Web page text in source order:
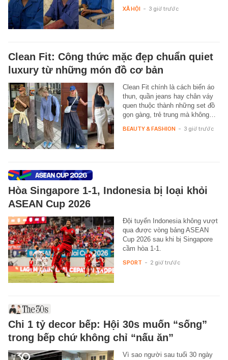
XÃ HỘI - 3 giờ trước
Clean Fit: Công thức mặc đẹp chuẩn quiet
luxury từ những món đồ cơ bản
Clean Fit chính là cách biến áo
thun, quần jeans hay chân váy
quen thuộc thành những set đồ
gọn gàng, trẻ trung mà không…
BEAUTY & FASHION - 3 giờ trước
Hòa Singapore 1-1, Indonesia bị loại khỏi
ASEAN Cup 2026
Đội tuyển Indonesia không vượt
qua được vòng bảng ASEAN
Cup 2026 sau khi bị Singapore
cầm hòa 1-1.
SPORT - 2 giờ trước
Chi 1 tỷ decor bếp: Hội 30s muốn “sống”
trong bếp chứ không chỉ “nấu ăn”
Vì sao người sau tuổi 30 ngày